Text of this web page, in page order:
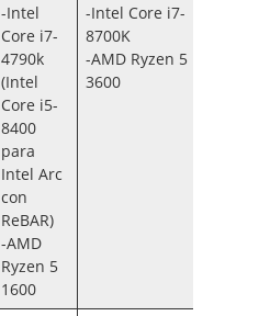
-Intel
Core i7-
4790k
(Intel
Core i5-
8400
para
Intel Arc
con
ReBAR)
-AMD
Ryzen 5
1600
-Intel Core i7-
8700K
-AMD Ryzen 5
3600